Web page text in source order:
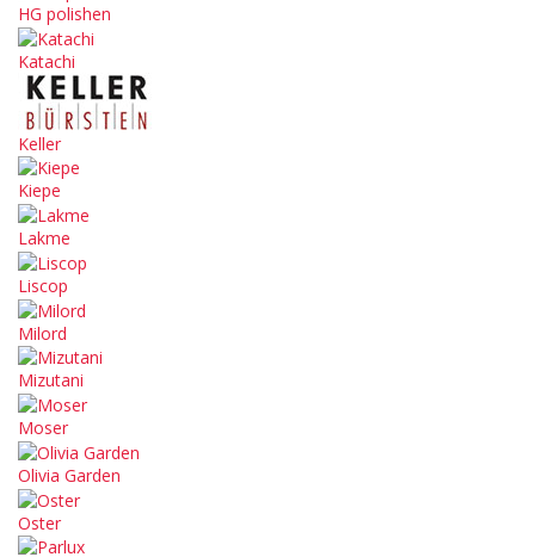
HG polishen
Katachi
Keller
Kiepe
Lakme
Liscop
Milord
Mizutani
Moser
Olivia Garden
Oster